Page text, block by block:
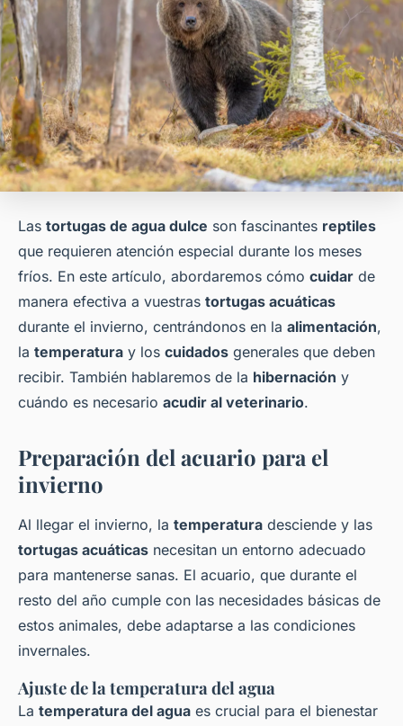
Las tortugas de agua dulce son fascinantes reptiles
que requieren atención especial durante los meses
fríos. En este artículo, abordaremos cómo cuidar de
manera efectiva a vuestras tortugas acuáticas
durante el invierno, centrándonos en la alimentación,
la temperatura y los cuidados generales que deben
recibir. También hablaremos de la hibernación y
cuándo es necesario acudir al veterinario.
Preparación del acuario para el
invierno
Al llegar el invierno, la temperatura desciende y las
tortugas acuáticas necesitan un entorno adecuado
para mantenerse sanas. El acuario, que durante el
resto del año cumple con las necesidades básicas de
estos animales, debe adaptarse a las condiciones
invernales.
Ajuste de la temperatura del agua
La temperatura del agua es crucial para el bienestar